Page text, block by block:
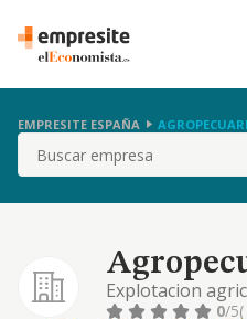
EMPRESITE ESPAÑA
Buscar
Explotacion
eventualmente0/5